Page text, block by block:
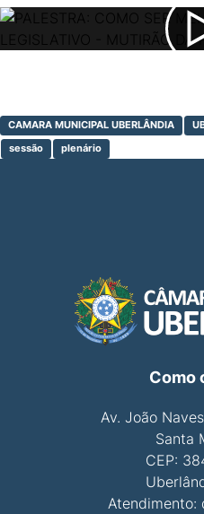
CAMARA MUNICIPAL UBERLÂNDIA
sessão plenário
Como
Av. João
Santa
CEP:
Atendimento: